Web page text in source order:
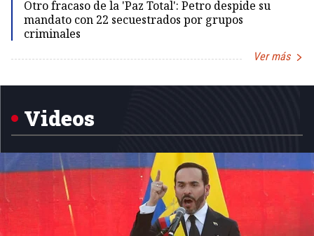
Otro fracaso de la 'Paz Total': Petro despide su
mandato con 22 secuestrados por grupos
criminales
Ver más
Videos